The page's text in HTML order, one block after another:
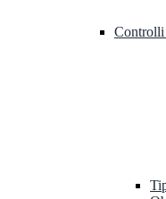
Controlli